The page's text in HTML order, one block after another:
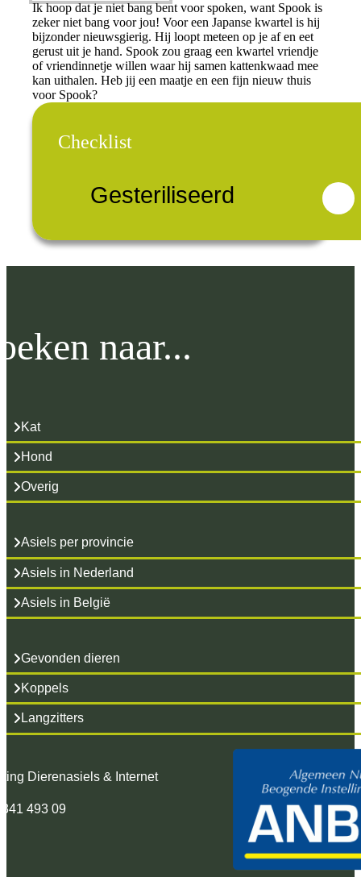
Ik hoop dat je niet bang bent voor spoken, want Spook is
zeker niet bang voor jou! Voor een Japanse kwartel is hij
bijzonder nieuwsgierig. Hij loopt meteen op je af en eet
gerust uit je hand. Spook zou graag een kwartel vriendje
of vriendinnetje willen waar hij samen kattenkwaad mee
kan uithalen. Heb jij een maatje en een fijn nieuw thuis
voor Spook?
Checklist
Gesteriliseerd
naar...
Kat
Hond
Overig
Asiels per provincie
Asiels in Nederland
Asiels in België
Gevonden dieren
Koppels
Langzitters
Dierenasiels & Internet
493 09